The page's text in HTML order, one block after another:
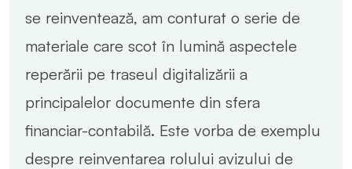
se reinventează, am conturat o serie de
materiale care scot în lumină aspectele
reperării pe traseul digitalizării a
principalelor documente din sfera
financiar-contabilă. Este vorba de exemplu
despre reinventarea rolului avizului de